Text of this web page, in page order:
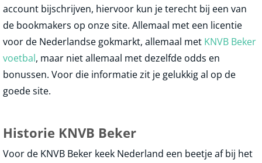
account bijschrijven, hiervoor kun je terecht bij een van
de bookmakers op onze site. Allemaal met een licentie
voor de Nederlandse gokmarkt, allemaal met KNVB Beker
voetbal, maar niet allemaal met dezelfde odds en
bonussen. Voor die informatie zit je gelukkig al op de
goede site.
Historie KNVB Beker
Voor de KNVB Beker keek Nederland een beetje af bij het